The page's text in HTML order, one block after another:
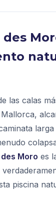
des
las calas
Moro es
piscina